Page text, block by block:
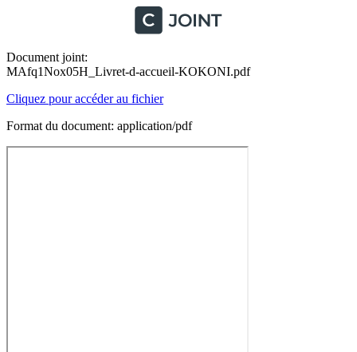
Document joint:
MAfq1Nox05H_Livret-d-accueil-KOKONI.pdf
Cliquez pour accéder au fichier
Format du document: application/pdf